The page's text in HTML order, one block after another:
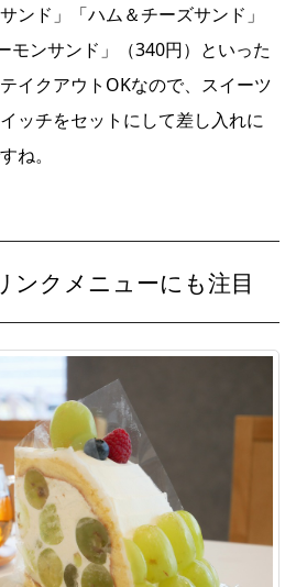
ンド」「ハム＆チーズサンド」
モンサンド」（340円）といった
イクアウトOKなので、スイーツ
ッチをセットにして差し入れに
ね。
ンクメニューにも注目